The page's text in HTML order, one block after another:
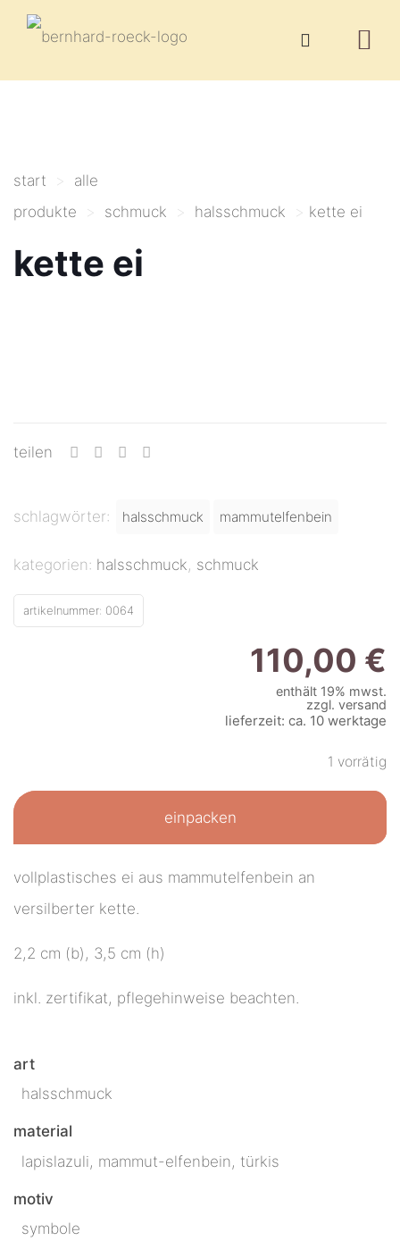
start >
alle
produkte
> schmuck > halsschmuck > kette ei
kette ei
teilen
schlagwörter: halsschmuck mammutelfenbein
kategorien: halsschmuck, schmuck
artikelnummer: 0064
110,00 €
enthält 19% mwst.
zzgl. versand
lieferzeit: ca. 10 werktage
1 vorrätig
einpacken
vollplastisches ei aus mammutelfenbein an
versilberter kette.
2,2 cm (b), 3,5 cm (h)
inkl. zertifikat, pflegehinweise beachten.
art
halsschmuck
material
lapislazuli, mammut-elfenbein, türkis
motiv
symbole